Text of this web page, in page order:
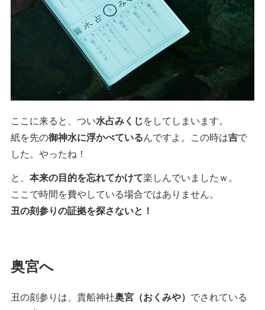
ここに来ると、つい水占みくじをしてしまいます。
紙を先の御神水に浮かべているんですよ。この時は吉で
した。やったね！
と、 本来の目的を忘れてかけて楽しんでいましたｗ。
ここで時間を費やしている場合ではありません。
丑の刻参りの証拠を探さないと！
奥宮へ
丑の刻参りは、貴船神社奥宮（おくみや） でされている